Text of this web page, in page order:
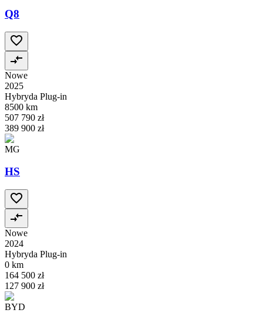
Q8
Nowe
2025
Hybryda Plug-in
8500 km
507 790 zł
389 900 zł
MG
HS
Nowe
2024
Hybryda Plug-in
0 km
164 500 zł
127 900 zł
BYD